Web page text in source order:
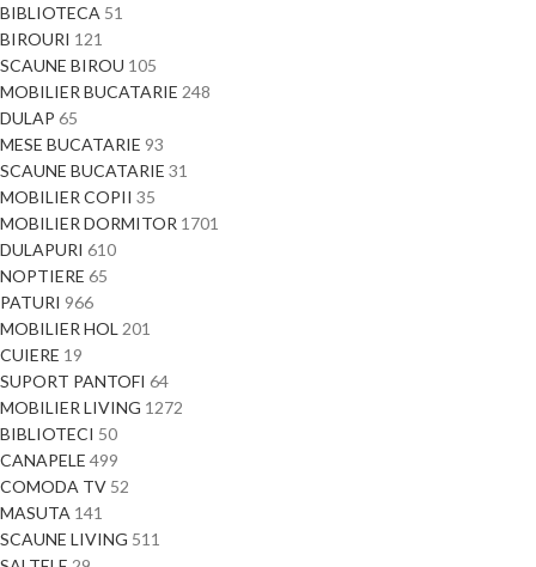
BIBLIOTECA 51
BIROURI 121
SCAUNE BIROU 105
MOBILIER BUCATARIE 248
DULAP 65
MESE BUCATARIE 93
SCAUNE BUCATARIE 31
MOBILIER COPII 35
MOBILIER DORMITOR 1701
DULAPURI 610
NOPTIERE 65
PATURI 966
MOBILIER HOL 201
CUIERE 19
SUPORT PANTOFI 64
MOBILIER LIVING 1272
BIBLIOTECI 50
CANAPELE 499
COMODA TV 52
MASUTA 141
SCAUNE LIVING 511